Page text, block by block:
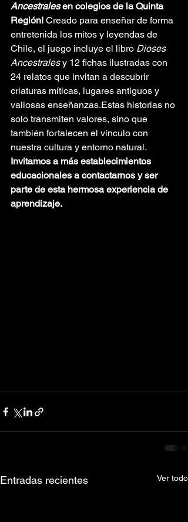
Ancestrales en colegios de la Quinta
Región! Creado para enseñar de forma
entretenida los mitos y leyendas de
Chile, el juego incluye el libro Dioses
Ancestrales y 12 fichas ilustradas con
24 relatos que invitan a descubrir
criaturas míticas, lugares antiguos y
valiosas enseñanzas.Estas historias no
solo transmiten valores, sino que
también fortalecen el vínculo con
nuestra cultura y entorno natural.
Invitamos a más establecimientos
educacionales a contactarnos y ser
parte de esta hermosa experiencia de
aprendizaje.
Entradas recientes Ver todo